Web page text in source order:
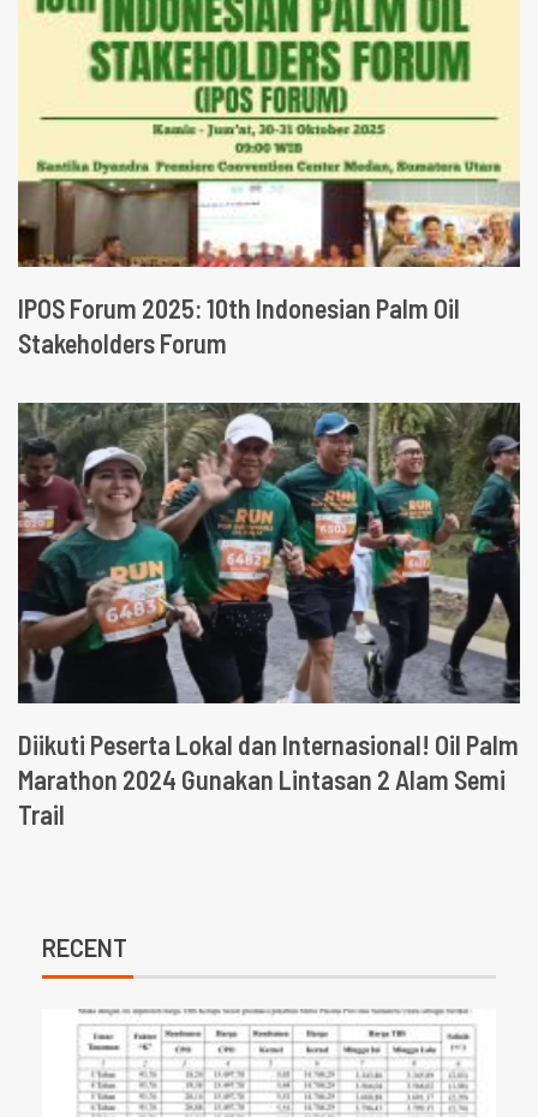
IPOS Forum 2025: 10th Indonesian Palm Oil
Stakeholders Forum
Diikuti Peserta Lokal dan Internasional! Oil Palm
Marathon 2024 Gunakan Lintasan 2 Alam Semi
Trail
RECENT